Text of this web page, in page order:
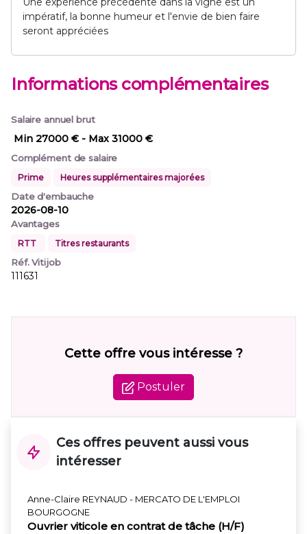
impératif, la bonne humeur et l'envie de bien faire
seront appréciées
Informations complémentaires
Salaire annuel brut
Min 27000 € - Max 31000 €
Complément de salaire
Prime Heures supplémentaires majorées
Date d'embauche
2026-08-10
Avantages
RTT Titres restaurants
Réf. Vitijob
111631
Cette offre vous intéresse ?
Postuler
Ces offres peuvent aussi vous
intéresser
Anne-Claire REYNAUD - MERCATO DE L'EMPLOI
BOURGOGNE
Ouvrier viticole en contrat de tâche (H/F)